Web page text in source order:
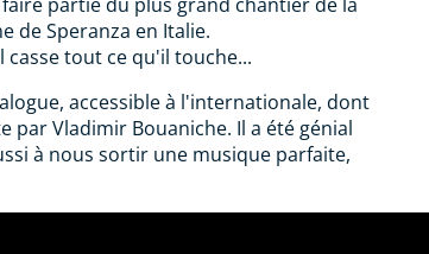
de Speranza en Italie.
tout ce qu'il touche...
accessible à l'internationale, dont
par Vladimir Bouaniche. Il a été génial
à nous sortir une musique parfaite,